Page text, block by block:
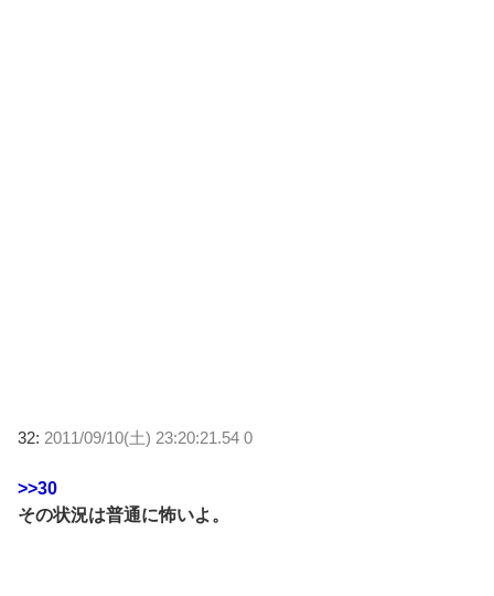
32: 2011/09/10(土) 23:20:21.54 0
>>30
その状況は普通に怖いよ。